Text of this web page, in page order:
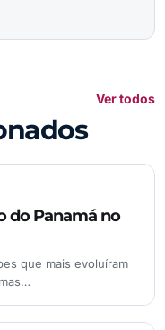
Ver todos
do Panamá no
que mais evoluíram